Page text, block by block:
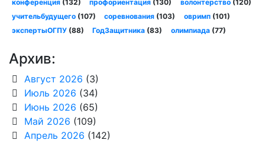
конференция(132) профориентация (130) волонтерство(120)
учительбудущего(107) соревнования (103) овримп(101)
экспертыОГПУ(88) ГодЗащитника (83) олимпиада(77)
Архив:
Август 2026 (3)
Июль 2026 (34)
Июнь 2026 (65)
Май 2026 (109)
Апрель 2026 (142)